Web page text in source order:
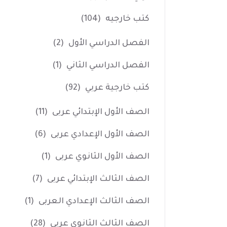
كتب خارجيه (104)
الفصل الدراسي الأول (2)
الفصل الدراسي الثاني (1)
كتب خارجية عربي (92)
الصف الأول الإبتدائي عربى (11)
الصف الأول الإعدادي عربى (6)
الصف الأول الثانوي عربى (1)
الصف الثالث الإبتدائي عربى (7)
الصف الثالث الإعدادي العربى (1)
الصف الثالث الثانوي عربى (28)